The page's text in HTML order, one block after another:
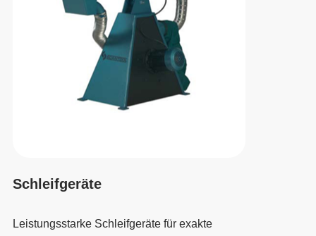
Schleifgeräte
Leistungsstarke Schleifgeräte für exakte